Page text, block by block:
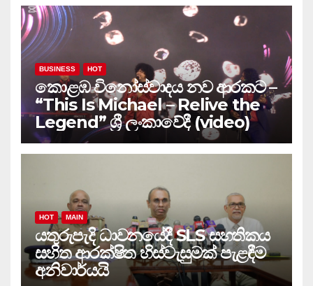
BUSINESS HOT
කොළඹ විනෝස්වාදය නව ආරකට –
“This Is Michael – Relive the
Legend” ශ්‍රී ලංකාවේදී (video)
HOT MAIN
යතුරුපැදි ධාවනයේදී SLS සහතිකය
සහිත ආරක්ෂිත හිස්වැසුමක් පැළඳීම
අනිවාර්යයි